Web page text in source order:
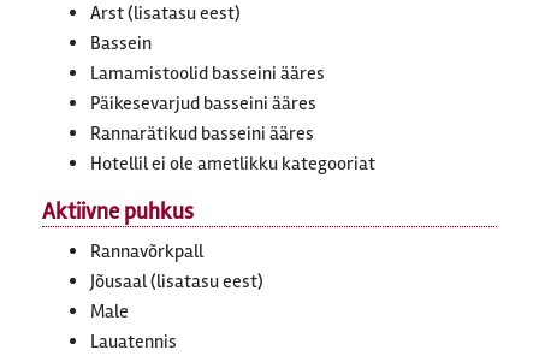
Arst (lisatasu eest)
Bassein
Lamamistoolid basseini ääres
Päikesevarjud basseini ääres
Rannarätikud basseini ääres
Hotellil ei ole ametlikku kategooriat
Aktiivne puhkus
Rannavõrkpall
Jõusaal (lisatasu eest)
Male
Lauatennis